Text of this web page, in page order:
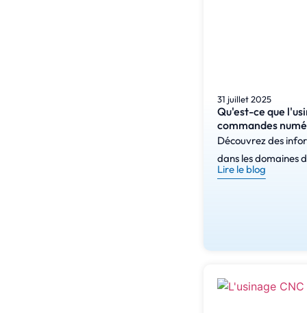
31 juillet 2025
Qu'est-ce que
commandes
Découvrez des
dans les domaines
Lire le blog